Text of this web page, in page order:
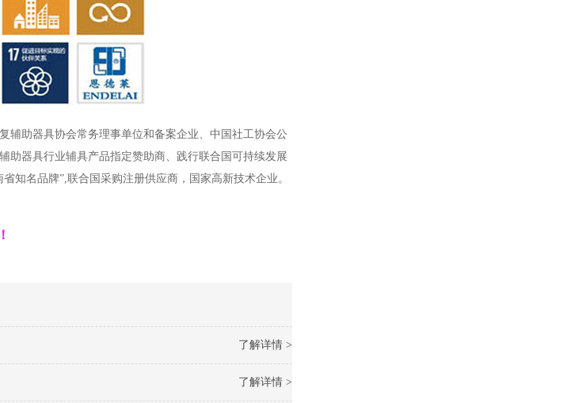
辅助器具协会常务理事单位和备案企业、中国社工协会公
助器具行业辅具产品指定赞助商、践行联合国可持续发展
知名品牌”,联合国采购注册供应商，国家高新技术企业。
了解详情 >
了解详情 >